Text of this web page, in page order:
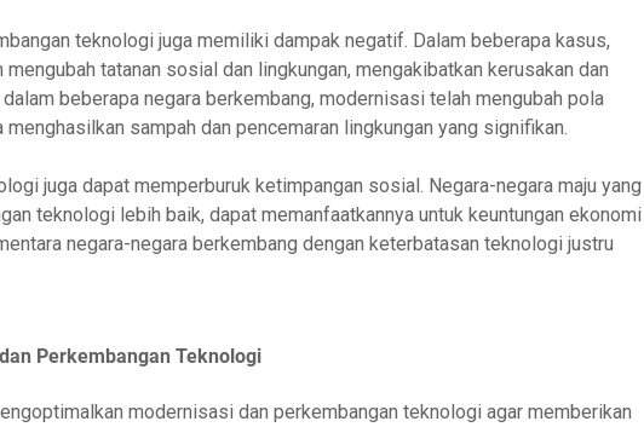
teknologi juga memiliki dampak negatif. Dalam beberapa kasus,
tatanan sosial dan lingkungan, mengakibatkan kerusakan dan
beberapa negara berkembang, modernisasi telah mengubah pola
sampah dan pencemaran lingkungan yang signifikan.
juga dapat memperburuk ketimpangan sosial. Negara-negara maju yang
teknologi lebih baik, dapat memanfaatkannya untuk keuntungan ekonomi
negara-negara berkembang dengan keterbatasan teknologi justru
Perkembangan Teknologi
modernisasi dan perkembangan teknologi agar memberikan